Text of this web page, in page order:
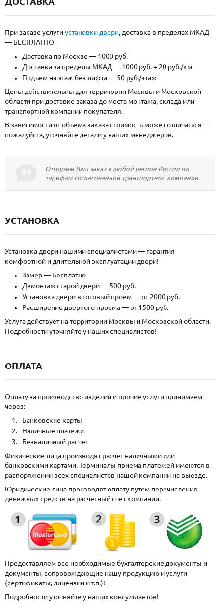
При заказе услугиустановки двери, доставка в пределах МКАД
— БЕСПЛАТНО!
Доставка по Москве — 1000 руб.
Доставка за пределы МКАД — 1000 руб. + 20 руб./км
Подъем на этаж без лифта — 50 руб./этаж
Цены действительны для территории Москвы и Московской
области при доставке заказа до места монтажа, склада или
транспортной компании покупателя.
В зависимости от объема заказа стоимость может отличаться —
пожалуйста, уточняйте детали у наших менеджеров.
Отгрузим Ваш заказ в любой регион России по
тарифам согласованной транспортной компании.
УСТАНОВКА
Установка двери нашими специалистами — гарантия
комфортной и длительной эксплуатации двери!
Замер — Бесплатно
Демонтаж старой двери — 500 руб.
Установка двери в готовый проем — от 2000 руб.
Расширение дверного проема — от 1500 руб.
Услуга действует на территории Москвы и Московской области.
Подробности уточняйте у наших специалистов!
ОПЛАТА
Оплату за производство изделий и прочие услуги принимаем
через:
Банковские карты
Наличные платежи
Безналичный расчет
Физические лица производят расчет наличными или
банковскими картами. Терминалы приема платежей имеются в
распоряжении всех специалистов нашей компании на выезде.
Юридические лица производят оплату путем перечисления
денежных средств на расчетный счет компании.
Предоставляем все необходимые бухгалтерские документы и
документы, сопровождающие нашу продукцию и услуги
(сертификаты, лицензии и т.п.)!
Подробности уточняйте у наших консультантов!